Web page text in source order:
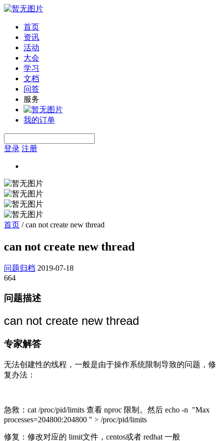
首页
资讯
活动
大会
学习
文档
问答
服务
我的订单
登录 注册
首页 /can not create new thread
can not create new thread
问题归档 2019-07-18
664
问题描述
can not create new thread
专家解答
无法创建性的线程，一般是由于操作系统限制导致的问题，修
复办法：
急救：cat /proc/pid/limits 查看 nproc 限制。然后 echo -n "Max
processes=204800:204800 " > /proc/pid/limits
修复：修改对应的 limit文件，centos或者 redhat 一般